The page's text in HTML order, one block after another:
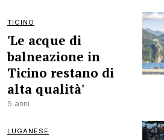
TICINO
'Le acque di
balneazione in
Ticino restano di
alta qualità'
5 anni
LUGANESE